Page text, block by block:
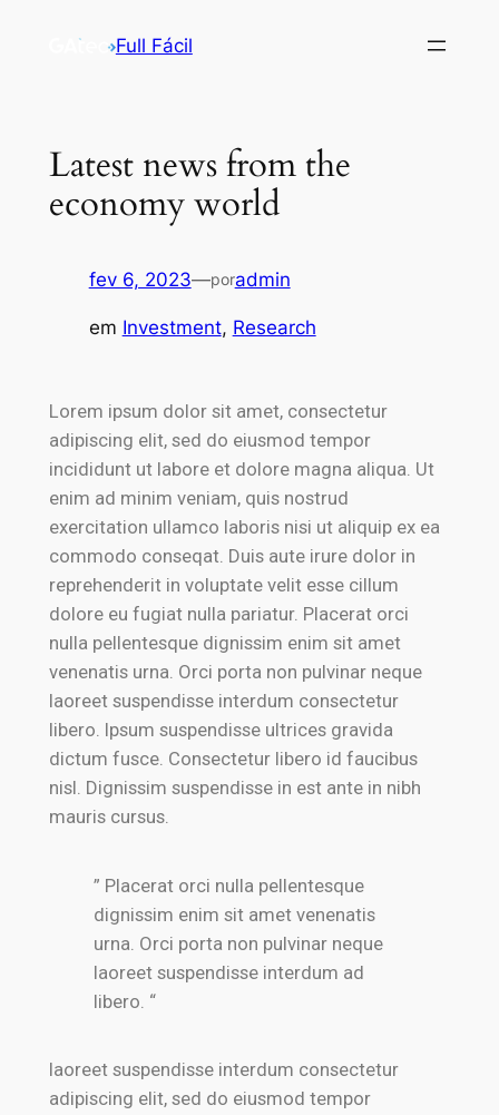
Full Fácil
Latest news from the
economy world
fev 6, 2023—poradmin
em Investment, Research
Lorem ipsum dolor sit amet, consectetur
adipiscing elit, sed do eiusmod tempor
incididunt ut labore et dolore magna aliqua. Ut
enim ad minim veniam, quis nostrud
exercitation ullamco laboris nisi ut aliquip ex ea
commodo conseqat. Duis aute irure dolor in
reprehenderit in voluptate velit esse cillum
dolore eu fugiat nulla pariatur. Placerat orci
nulla pellentesque dignissim enim sit amet
venenatis urna. Orci porta non pulvinar neque
laoreet suspendisse interdum consectetur
libero. Ipsum suspendisse ultrices gravida
dictum fusce. Consectetur libero id faucibus
nisl. Dignissim suspendisse in est ante in nibh
mauris cursus.
” Placerat orci nulla pellentesque
dignissim enim sit amet venenatis
urna. Orci porta non pulvinar neque
laoreet suspendisse interdum ad
libero. “
laoreet suspendisse interdum consectetur
adipiscing elit, sed do eiusmod tempor